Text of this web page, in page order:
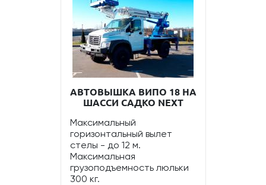
АВТОВЫШКА ВИПО 18 НА
ШАССИ САДКО NEXT
Максимальный
горизонтальный вылет
стелы - до 12 м.
Максимальная
грузоподъемность люльки
300 кг.